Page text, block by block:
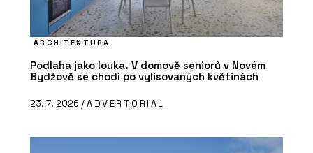
ARCHITEKTURA
Podlaha jako louka. V domově seniorů v Novém
Bydžově se chodí po vylisovaných květinách
23. 7. 2026 /ADVERTORIAL